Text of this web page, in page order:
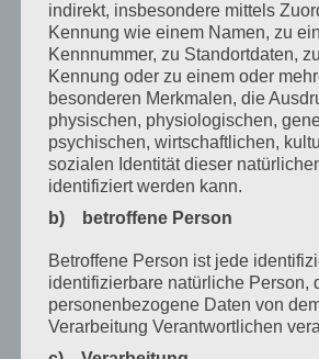
Mai 2020
April 2020
März 2020
Februar 2020
Januar 2020
Dezember 2019
November 2019
Oktober 2019
August 2019
indirekt, insbesondere mittels
Kennung wie einem Namen, zu
Kennnummer, zu Standortdaten,
Kennung oder zu einem oder
besonderen Merkmalen, die
physischen, physiologischen,
psychischen, wirtschaftlichen,
sozialen Identität dieser
identifiziert werden kann.
b) betroffene Person
Betroffene Person ist jede
identifizierbare natürliche Person,
personenbezogene Daten von
Verarbeitung Verantwortlichen